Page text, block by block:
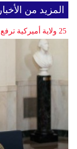
المزيد من الأخبار
25 ولاية أميركية ترفع دعوى ضد ترامب بسبب الرسوم الجمركية